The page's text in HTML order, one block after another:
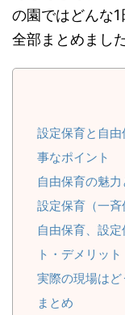
の園ではどんな
全部まとめまし
設定保育と自
事なポイント
自由保育の魅
設定保育（一
自由保育、設
ト・デメリット
実際の現場は
まとめ